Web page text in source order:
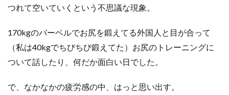
つれて空いていくという不思議な現象。
170kgのバーベルでお尻を鍛えてる外国人と目が合って
（私は40kgでちびちび鍛えてた）お尻のトレーニングに
ついて話したり、何だか面白い日でした。
で、なかなかの疲労感の中、はっと思い出す。